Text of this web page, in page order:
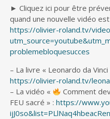
► Cliquez ici pour être
quand une nouvelle vidéo
https://olivier-roland.tv/
problemebloquesucces
– La livre « Leonardo da
https://olivier-roland.tv/
– La vidéo «
Comment
FEU sacré » : https://